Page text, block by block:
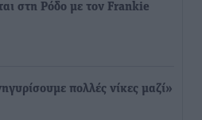
στη Ρόδο με τον Frankie
πολλές νίκες μαζί»